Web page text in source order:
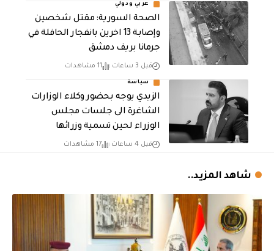
عربي ودولي
الصحة السورية: مقتل شخصين
وإصابة 13 اخرين بانفجار الحافلة في
جرمانا بريف دمشق
قبل 3 ساعات 11 مشاهدات
سياسة
الزيدي يوجه بحضور وكلاء الوزارات
الشاغرة الى جلسات مجلس
الوزراء لحين تسمية وزرائها
قبل 4 ساعات 17 مشاهدات
شاهد المزيد..